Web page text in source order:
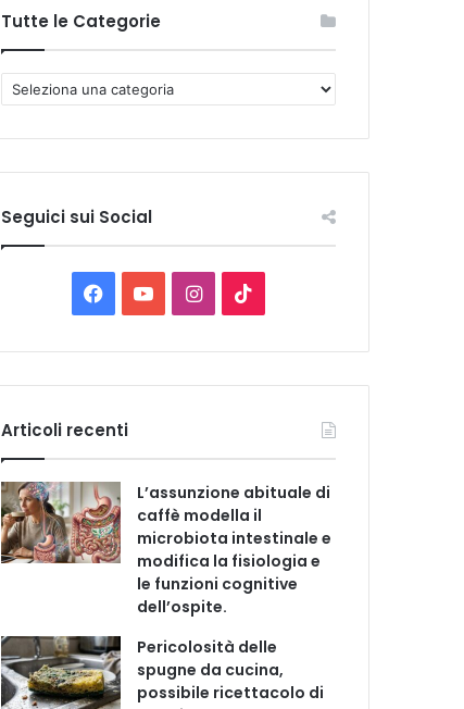
Tutte le Categorie
u
e
e
C
o
e
Seguici sui Social
c
e
b
o
o
u
u
b
e
I
s
a
g
r
a
m
k
o
k
Articoli recenti
L’assunzione abituale di
caffè modella il
microbiota intestinale e
modifica la fisiologia e
le funzioni cognitive
dell’ospite.
Pericolosità delle
spugne da cucina,
possibile ricettacolo di